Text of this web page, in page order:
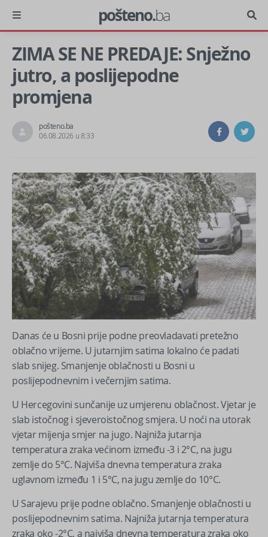
pošteno.ba
ZIMA SE NE PREDAJE: Snježno
jutro, a poslijepodne
promjena
pošteno.ba
06.08.2026 u 8:33
Danas će u Bosni prije podne preovladavati pretežno
oblačno vrijeme. U jutarnjim satima lokalno će padati
slab snijeg. Smanjenje oblačnosti u Bosni u
poslijepodnevnim i večernjim satima.
U Hercegovini sunčanije uz umjerenu oblačnost. Vjetar je
slab istočnog i sjeveroistočnog smjera. U noći na utorak
vjetar mijenja smjer na jugo. Najniža jutarnja
temperatura zraka većinom između -3 i 2°C, na jugu
zemlje do 5°C. Najviša dnevna temperatura zraka
uglavnom između 1 i 5°C, na jugu zemlje do 10°C.
U Sarajevu prije podne oblačno. Smanjenje oblačnosti u
poslijepodnevnim satima. Najniža jutarnja temperatura
zraka oko -2°C, a najviša dnevna temperatura zraka oko